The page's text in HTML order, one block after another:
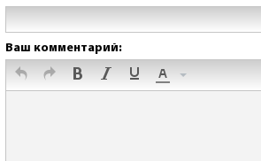
Ваш комментарий: